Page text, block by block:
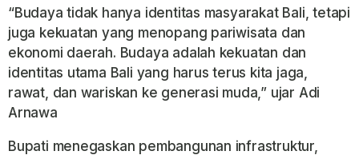
“Budaya tidak hanya identitas masyarakat Bali, tetapi
juga kekuatan yang menopang pariwisata dan
ekonomi daerah. Budaya adalah kekuatan dan
identitas utama Bali yang harus terus kita jaga,
rawat, dan wariskan ke generasi muda,” ujar Adi
Arnawa
Bupati menegaskan pembangunan infrastruktur,